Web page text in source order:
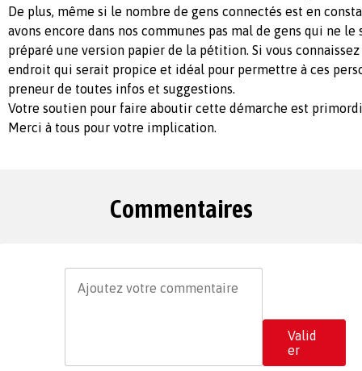
De plus, même si le nombre de gens connectés est en
avons encore dans nos communes pas mal de gens qui ne le
préparé une version papier de la pétition. Si vous
endroit qui serait propice et idéal pour permettre à ces
preneur de toutes infos et suggestions.
Votre soutien pour faire aboutir cette démarche est
Merci à tous pour votre implication.
Commentaires
Valid
er